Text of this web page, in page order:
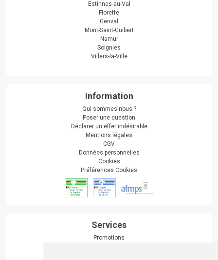
Estinnes-au-Val
Floreffe
Genval
Mont-Saint-Guibert
Namur
Soignies
Villers-la-Ville
Information
Qui sommes-nous ?
Poser une question
Déclarer un effet indésirable
Mentions légales
CGV
Données personnelles
Cookies
Préférences Cookies
Services
Promotions